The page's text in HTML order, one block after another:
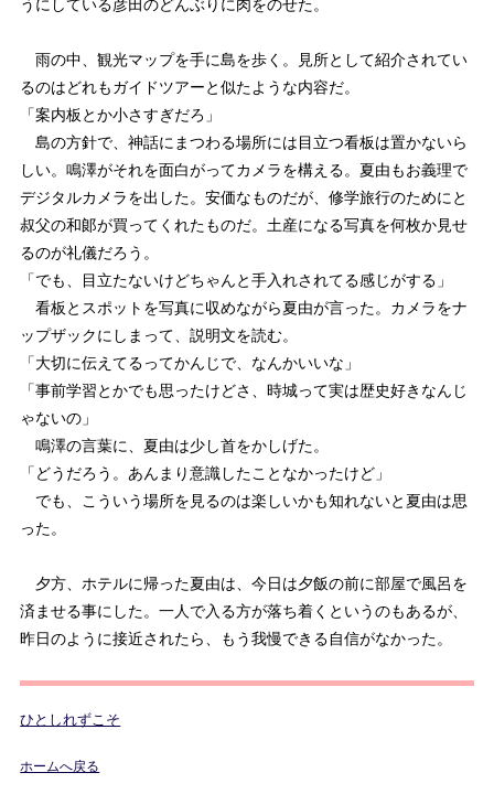
うにしている彦田のどんぶりに肉をのせた。
雨の中、観光マップを手に島を歩く。見所として紹介されてい
るのはどれもガイドツアーと似たような内容だ。
「案内板とか小さすぎだろ」
島の方針で、神話にまつわる場所には目立つ看板は置かないら
しい。鳴澤がそれを面白がってカメラを構える。夏由もお義理で
デジタルカメラを出した。安価なものだが、修学旅行のためにと
叔父の和郞が買ってくれたものだ。土産になる写真を何枚か見せ
るのが礼儀だろう。
「でも、目立たないけどちゃんと手入れされてる感じがする」
看板とスポットを写真に収めながら夏由が言った。カメラをナ
ップザックにしまって、説明文を読む。
「大切に伝えてるってかんじで、なんかいいな」
「事前学習とかでも思ったけどさ、時城って実は歴史好きなんじ
ゃないの」
鳴澤の言葉に、夏由は少し首をかしげた。
「どうだろう。あんまり意識したことなかったけど」
でも、こういう場所を見るのは楽しいかも知れないと夏由は思
った。
夕方、ホテルに帰った夏由は、今日は夕飯の前に部屋で風呂を
済ませる事にした。一人で入る方が落ち着くというのもあるが、
昨日のように接近されたら、もう我慢できる自信がなかった。
ひとしれずこそ
ホームへ戻る